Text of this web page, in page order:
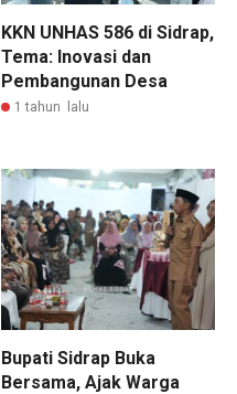
KKN UNHAS 586 di Sidrap,
Tema: Inovasi dan
Pembangunan Desa
1 tahun lalu
Bupati Sidrap Buka
Bersama, Ajak Warga